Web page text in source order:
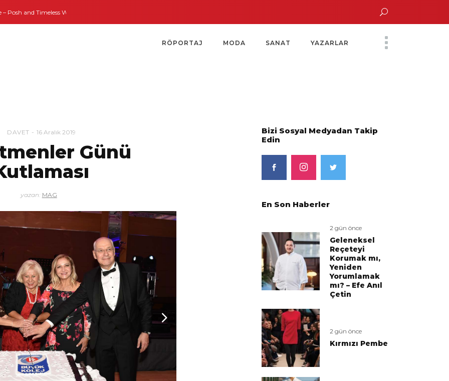
Weddings Bodrum’dan İngiltere’ye Kısa Bir Yolculuk
Yoko Ono Sergisi Özel Bir Davetle Açıldı
RÖPORTAJ MODA SANAT YAZARLAR
DAVET 16 Aralık 2019
Günü
yazan: MAG
Bizi Sosyal Medyadan Takip
Edin
En Son Haberler
2 gün önce
Geleneksel
Reçeteyi
Korumak mı,
Yeniden
Yorumlamak
mı? – Efe Anıl
Çetin
2 gün önce
Kırmızı Pembe